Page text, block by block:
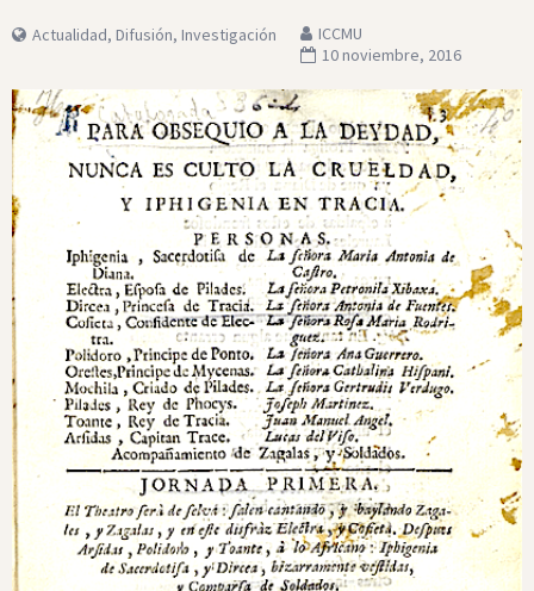
Actualidad, Difusión, Investigación
ICCMU
10 noviembre, 2016